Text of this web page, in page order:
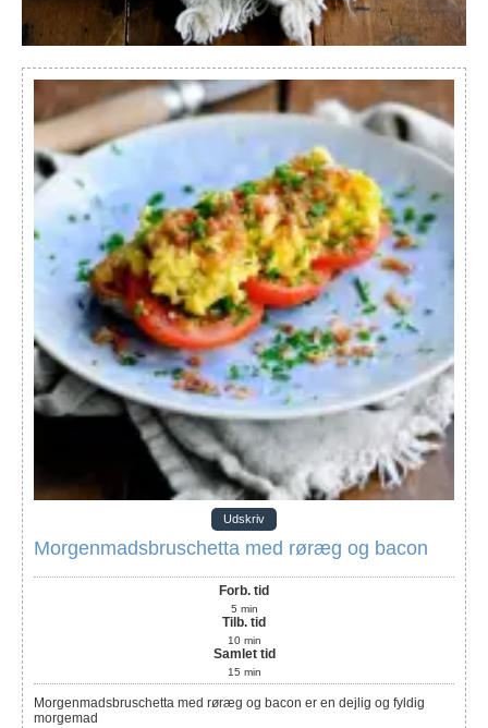
Udskriv
Morgenmadsbruschetta med røræg og bacon
Forb. tid
5 min
Tilb. tid
10 min
Samlet tid
15 min
Morgenmadsbruschetta med røræg og bacon er en dejlig og fyldig
morgemad